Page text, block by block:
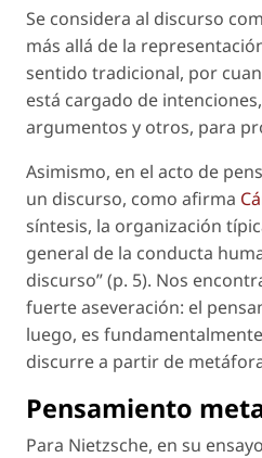
Se considera al discurso
más allá de la
sentido tradicional, por
está cargado de
argumentos y otros, para
Asimismo, en el acto de
un discurso, como afirma
síntesis, la organización
general de la conducta
discurso” (p. 5). Nos
fuerte aseveración: el
luego, es
discurre a partir de
Pensamiento
Para Nietzsche, en su ensayo